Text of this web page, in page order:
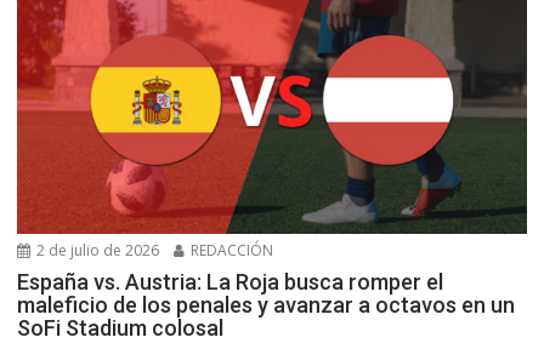
2 de julio de 2026 REDACCIÓN
España vs. Austria: La Roja busca romper el
maleficio de los penales y avanzar a octavos en un
SoFi Stadium colosal